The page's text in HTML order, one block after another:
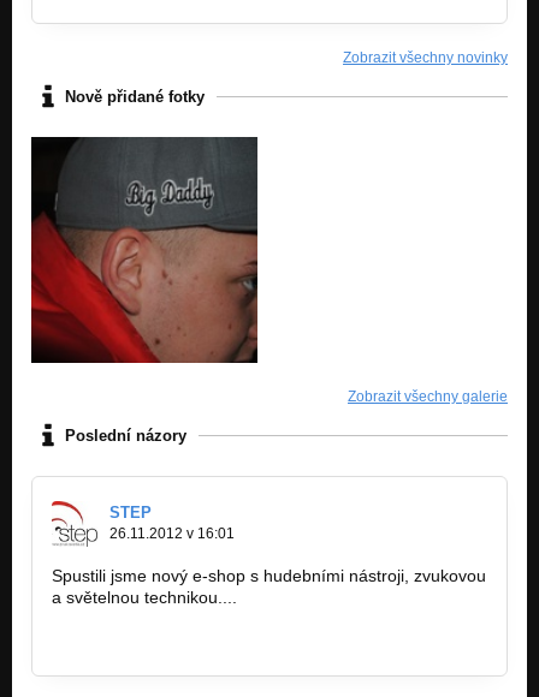
Zobrazit všechny novinky
Nově přidané fotky
Zobrazit všechny galerie
Poslední názory
STEP
26.11.2012 v 16:01
Spustili jsme nový e-shop s hudebními nástroji, zvukovou
a světelnou technikou....